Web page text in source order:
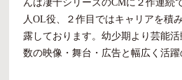
んは凄十シリーズのCMに２作連続
人OL役、２作目ではキャリアを積
露しております。幼少期より芸能
数の映像・舞台・広告と幅広く活躍